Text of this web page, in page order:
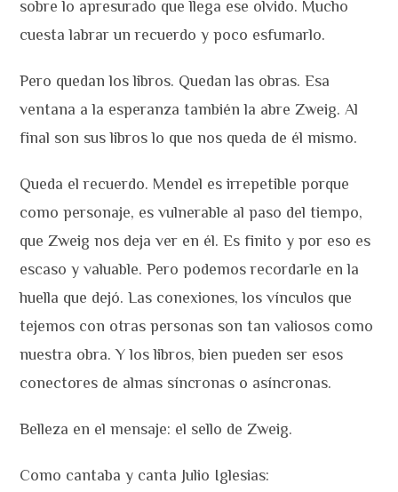
sobre lo apresurado que llega ese olvido. Mucho
cuesta labrar un recuerdo y poco esfumarlo.
Pero quedan los libros. Quedan las obras. Esa
ventana a la esperanza también la abre Zweig. Al
final son sus libros lo que nos queda de él mismo.
Queda el recuerdo. Mendel es irrepetible porque
como personaje, es vulnerable al paso del tiempo,
que Zweig nos deja ver en él. Es finito y por eso es
escaso y valuable. Pero podemos recordarle en la
huella que dejó. Las conexiones, los vínculos que
tejemos con otras personas son tan valiosos como
nuestra obra. Y los libros, bien pueden ser esos
conectores de almas síncronas o asíncronas.
Belleza en el mensaje: el sello de Zweig.
Como cantaba y canta Julio Iglesias: